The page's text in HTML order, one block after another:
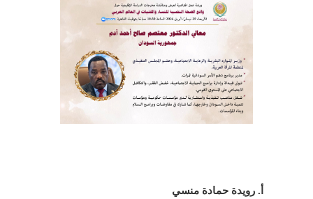
أ. رويدة حمادة منسي